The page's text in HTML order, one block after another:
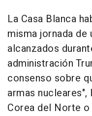
La Casa Blanca
misma jornada de
alcanzados
administración
consenso sobre
armas
Corea del Norte